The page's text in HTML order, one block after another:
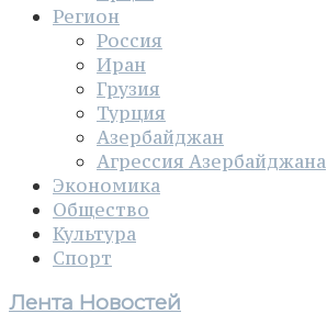
Регион
Россия
Иран
Грузия
Турция
Азербайджан
Агрессия Азербайджана
Экономика
Общество
Культура
Спорт
Лента Новостей